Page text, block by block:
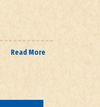
Read More